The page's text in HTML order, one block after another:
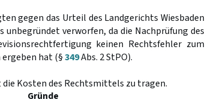
gegen das Urteil des Landgerichts Wiesbaden
unbegründet verworfen, da die Nachprüfung des
keinen Rechtsfehler zum
hat (§349Abs. 2 StPO).
die Kosten des Rechtsmittels zu tragen.
Gründe